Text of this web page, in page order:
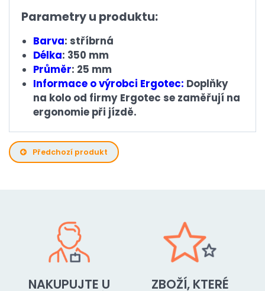
Parametry u produktu:
Barva: stříbrná
Délka: 350 mm
Průměr: 25 mm
Informace o výrobci Ergotec: Doplňky
na kolo od firmy Ergotec se zaměřují na
ergonomie při jízdě.
Předchozí produkt
NAKUPUJTE U
ZBOŽÍ, KTERÉ